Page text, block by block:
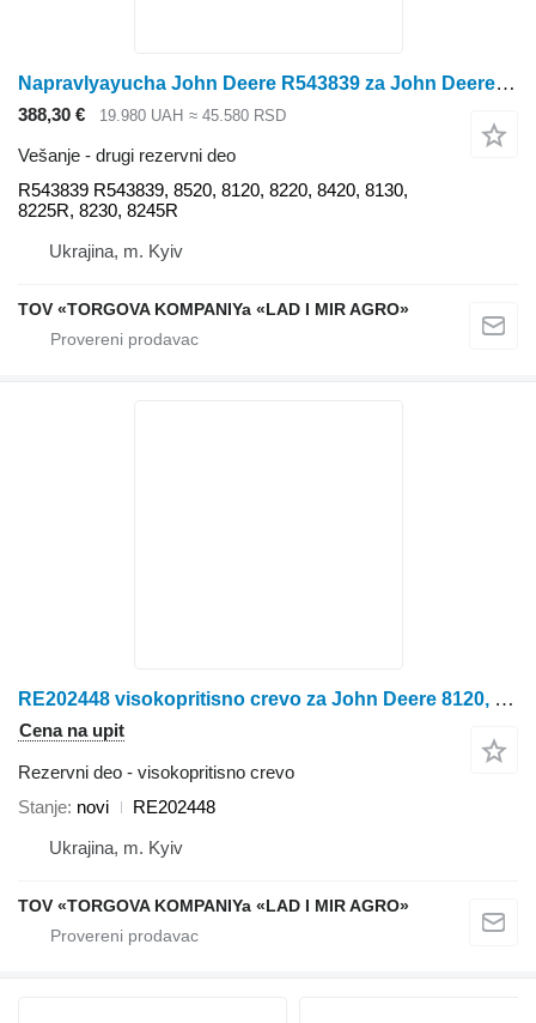
Napravlyayucha John Deere R543839 za John Deere 8520, 8120, 8220, 8420, 8130, 8225R, 8230, 8245R traktora točkaša
388,30 € 19.980 UAH ≈ 45.580 RSD
Vešanje - drugi rezervni deo
R543839 R543839, 8520, 8120, 8220, 8420, 8130,
8225R, 8230, 8245R
Ukrajina, m. Kyiv
TOV «TORGOVA KOMPANIYa «LAD I MIR AGRO»
RE202448 visokopritisno crevo za John Deere 8120, 8220, 8320, 8420, 8520, 8130, 8230, 8330, 8430, 8530, 8225R, 8235R, 8245R, 8260R, 8270R, 8285R, 8295R, 8310R, 8320R, 8335R, 8345R, 8360R, 8370R. traktora
Cena na upit
Rezervni deo - visokopritisno crevo
Stanje novi
RE202448
Ukrajina, m. Kyiv
TOV «TORGOVA KOMPANIYa «LAD I MIR AGRO»